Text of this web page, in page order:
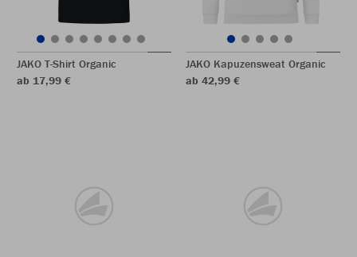
JAKO T-Shirt Organic
ab 17,99 €
JAKO Kapuzensweat Organic
ab 42,99 €